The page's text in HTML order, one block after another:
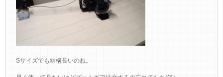
Sサイズでも結構長いのね。